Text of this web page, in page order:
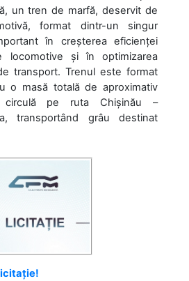
un tren de marfă, deservit de
format dintr-un singur
în creșterea eficienței
locomotive și în optimizarea
transport. Trenul este format
o masă totală de aproximativ
pe ruta Chișinău –
transportând grâu destinat